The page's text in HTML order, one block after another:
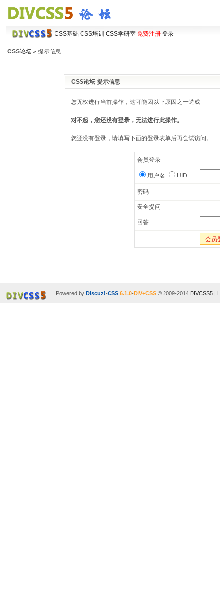
CSS基础 CSS培训 CSS学研室 免费注册 登录
CSS论坛» 提示信息
CSS论坛 提示信息
您无权进行当前操作，这可能因以下原因之一造成
对不起，您还没有登录，无法进行此操作。
您还没有登录，请填写下面的登录表单后再尝试访问。
会员登录
用户名 UID
密码
安全提问
回答
会员
Powered by Discuz!-CSS 6.1.0-DIV+CSS© 2009-2014 DIVCSS5|